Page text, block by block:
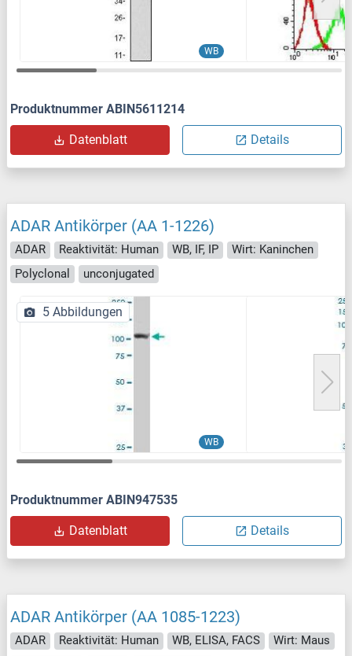
WB
Produktnummer ABIN5611214
Datenblatt Details
ADAR Antikörper (AA 1-1226)
ADAR Reaktivität: Human WB, IF, IP
Wirt: Kaninchen
Polyclonal
unconjugated
WB
5 Abbildungen
Produktnummer ABIN947535
Datenblatt Details
ADAR Antikörper (AA 1085-1223)
ADAR Reaktivität: Human WB, ELISA, FACS
Wirt: Maus